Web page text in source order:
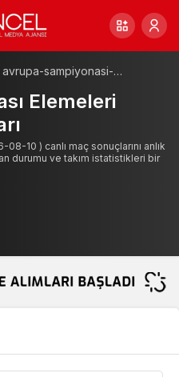
avrupa-sampiyonasi-
Elemeleri
10 ) canlı maç sonuçlarını anlık
durumu ve takım istatistikleri bir